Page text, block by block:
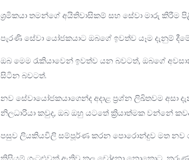
ශ්‍රමිකයා තමන්ගේ අයිතිවාසිකම් සහ සේවා මාරු කිරීම
පැරණි සේවා යෝජකයාට ඔබගේ ඉවත්ව යෑම දැනුම්
ඔබ මෙම රැකියාවෙන් ඉවත්ව යන බවටත්, ඔබගේ
සිටින බවටත්.
නව සේවායෝජකයාගෙන්ද අදාළ ප්‍රශ්න ලිඛිතවම
නිලධාරියා කවුද, ඔබ ඔහු යටතේ ක්‍රියාත්මක වන්නේ
පසුව ලියකියවිලි සම්පූර්ණ කරන පොරොන්දුව මත නව